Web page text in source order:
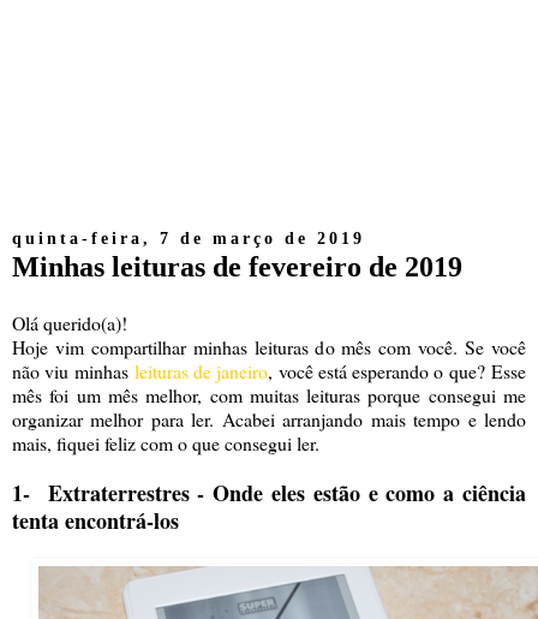
quinta-feira, 7 de março de 2019
Minhas leituras de fevereiro de 2019
Olá querido(a)!
Hoje vim compartilhar minhas leituras do mês com você. Se você
não viu minhas leituras de janeiro, você está esperando o que? Esse
mês foi um mês melhor, com muitas leituras porque consegui me
organizar melhor para ler. Acabei arranjando mais tempo e lendo
mais, fiquei feliz com o que consegui ler.
1- Extraterrestres - Onde eles estão e como a ciência
tenta encontrá-los